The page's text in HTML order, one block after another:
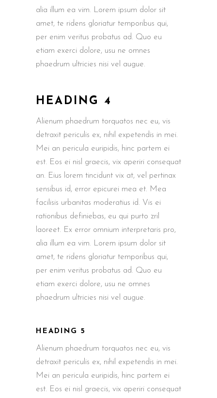
alia illum ea vim. Lorem ipsum dolor sit
amet, te ridens gloriatur temporibus qui,
per enim veritus probatus ad. Quo eu
etiam exerci dolore, usu ne omnes
phaedrum ultricies nisi vel augue.
HEADING 4
Alienum phaedrum torquatos nec eu, vis
detraxit periculis ex, nihil expetendis in mei.
Mei an pericula euripidis, hinc partem ei
est. Eos ei nisl graecis, vix aperiri consequat
an. Eius lorem tincidunt vix at, vel pertinax
sensibus id, error epicurei mea et. Mea
facilisis urbanitas moderatius id. Vis ei
rationibus definiebas, eu qui purto zril
laoreet. Ex error omnium interpretaris pro,
alia illum ea vim. Lorem ipsum dolor sit
amet, te ridens gloriatur temporibus qui,
per enim veritus probatus ad. Quo eu
etiam exerci dolore, usu ne omnes
phaedrum ultricies nisi vel augue.
HEADING 5
Alienum phaedrum torquatos nec eu, vis
detraxit periculis ex, nihil expetendis in mei.
Mei an pericula euripidis, hinc partem ei
est. Eos ei nisl graecis, vix aperiri consequat